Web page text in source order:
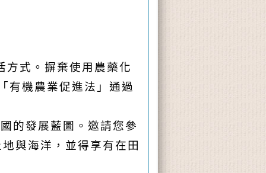
方式。摒棄使用農藥化
有機農業促進法」通過
發展藍圖。邀請您參
與海洋，並得享有在田